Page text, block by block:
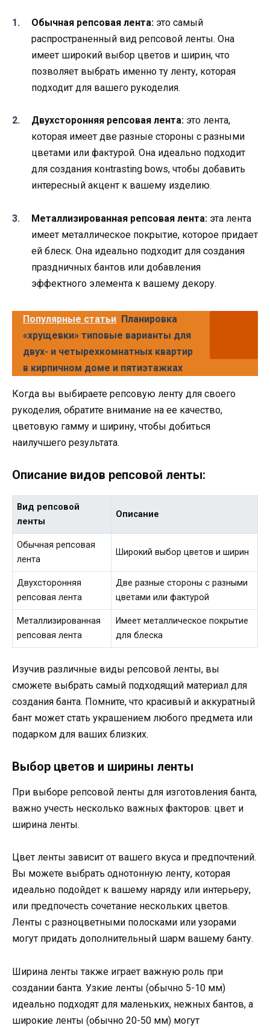
Обычная репсовая лента: это самый
распространенный вид репсовой ленты. Она
имеет широкий выбор цветов и ширин, что
позволяет выбрать именно ту ленту, которая
подходит для вашего рукоделия.
Двухсторонняя репсовая лента: это лента,
которая имеет две разные стороны с разными
цветами или фактурой. Она идеально подходит
для создания конtrasting bows, чтобы добавить
интересный акцент к вашему изделию.
Металлизированная репсовая лента: эта лента
имеет металлическое покрытие, которое придает
ей блеск. Она идеально подходит для создания
праздничных бантов или добавления
эффектного элемента к вашему декору.
Популярные статьи Планировка
«хрущевки» типовые варианты для
двух- и четырехкомнатных квартир
в кирпичном доме и пятиэтажках
Когда вы выбираете репсовую ленту для своего
рукоделия, обратите внимание на ее качество,
цветовую гамму и ширину, чтобы добиться
наилучшего результата.
Описание видов репсовой ленты:
Вид репсовой
ленты
Описание
Обычная репсовая
лента
Широкий выбор цветов и ширин
Двухсторонняя
репсовая лента
Две разные стороны с разными
цветами или фактурой
Металлизированная
репсовая лента
Имеет металлическое покрытие
для блеска
Изучив различные виды репсовой ленты, вы
сможете выбрать самый подходящий материал для
создания банта. Помните, что красивый и аккуратный
бант может стать украшением любого предмета или
подарком для ваших близких.
Выбор цветов и ширины ленты
При выборе репсовой ленты для изготовления банта,
важно учесть несколько важных факторов: цвет и
ширина ленты.
Цвет ленты зависит от вашего вкуса и предпочтений.
Вы можете выбрать однотонную ленту, которая
идеально подойдет к вашему наряду или интерьеру,
или предпочесть сочетание нескольких цветов.
Ленты с разноцветными полосками или узорами
могут придать дополнительный шарм вашему банту.
Ширина ленты также играет важную роль при
создании банта. Узкие ленты (обычно 5-10 мм)
идеально подходят для маленьких, нежных бантов, а
широкие ленты (обычно 20-50 мм) могут